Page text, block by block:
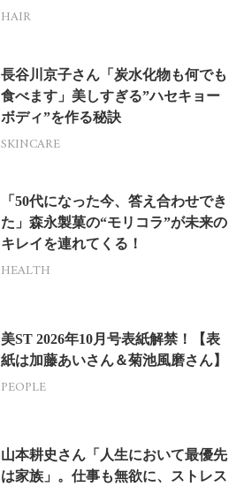
HAIR
長谷川京子さん「炭水化物も何でも
食べます」美しすぎる”ハセキョー
ボディ”を作る秘訣
SKINCARE
「50代になった今、答え合わせでき
た」森永製菓の“モリコラ”が未来の
キレイを連れてくる！
HEALTH
美ST 2026年10月号表紙解禁！【表
紙は加藤あいさん＆菊池風磨さん】
PEOPLE
山本耕史さん「人生において最優先
は家族」。仕事も無欲に、ストレス